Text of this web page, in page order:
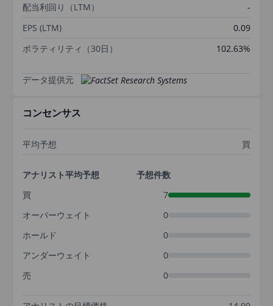
配当利回り（LTM）
-
EPS (LTM)
0.09
ボラティリティ（30日）
102.63%
データ提供元
コンセンサス
平均予想 買
アナリスト平均予想
予想件数
買
7
オーバーウェイト
0
ホールド
0
アンダーウェイト
0
売
0